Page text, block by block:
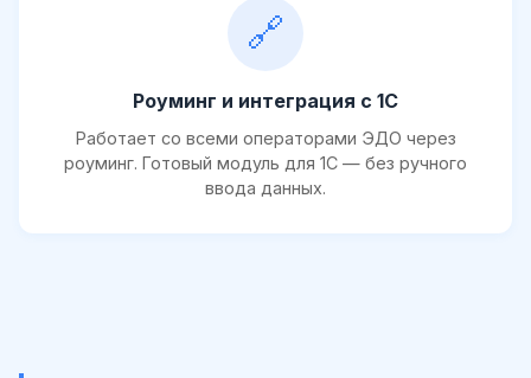
🔗
Роуминг и интеграция с 1С
Работает со всеми операторами ЭДО через
роуминг. Готовый модуль для 1С — без ручного
ввода данных.